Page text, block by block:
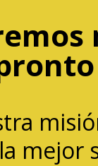
mejor